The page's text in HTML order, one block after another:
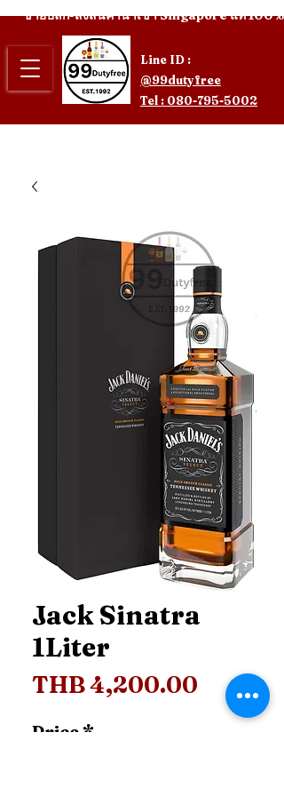
Line ID :
@99dutyfree
Tel : 080-795-5002
ขายปลีก-ส่งสินค้านำเข้า Singapore แท้ 100%
Jack Sinatra
1Liter
THB 4,200.00 Price
Price *